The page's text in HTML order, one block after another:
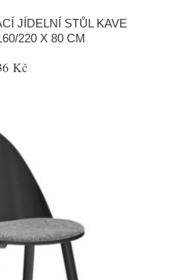
JÍDELNÍ STŮL KAVE
220 X 80 CM
Kč